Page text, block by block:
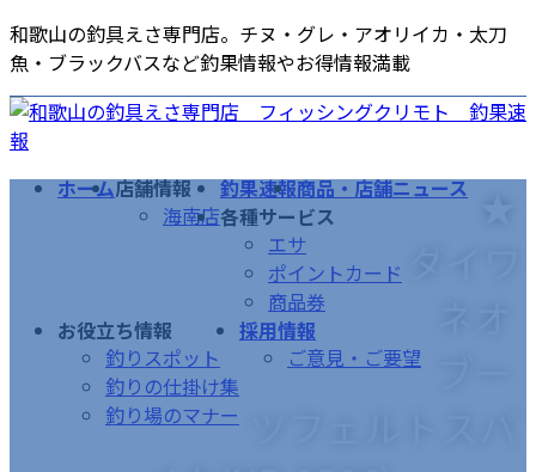
コ
ン
テ
ン
ツ
へ
ナ
ビ
ゲ
ー
シ
ョ
和歌山の釣具えさ専門店。チヌ・グレ・アオリイカ・太刀
魚・ブラックバスなど釣果情報やお得情報満載
ホーム店舗情報
海南店
釣果速報商品・店舗ニュース
各種サービス
エサ
ポイントカード
商品券
お役立ち情報
釣りスポット
釣りの仕掛け集
釣り場のマナー
採用情報
ご意見・ご要望